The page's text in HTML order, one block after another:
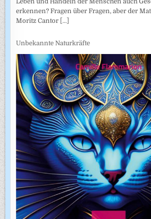
erkennen? Fragen über Fragen, aber der
Moritz Cantor [...]
Unbekannte Naturkräfte